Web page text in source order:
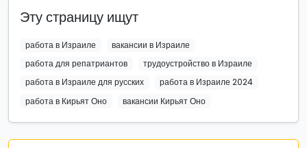
Эту страницу ищут
работа в Израиле
вакансии в Израиле
работа для репатриантов
трудоустройство в Израиле
работа в Израиле для русских
работа в Израиле 2024
работа в Кирьят Оно
вакансии Кирьят Оно